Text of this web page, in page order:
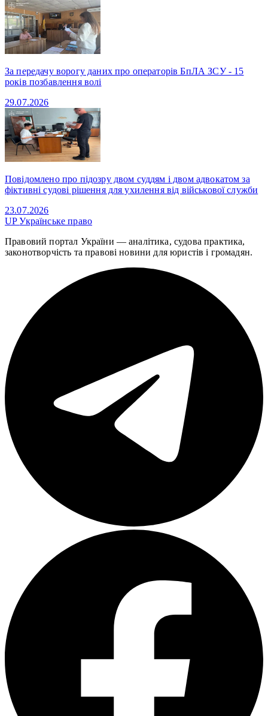
За передачу ворогу даних про операторів БпЛА ЗСУ - 15
років позбавлення волі
29.07.2026
Повідомлено про підозру двом суддям і двом адвокатом за
фіктивні судові рішення для ухилення від військової служби
23.07.2026
UPУкраїнське право
Правовий портал України — аналітика, судова практика,
законотворчість та правові новини для юристів і громадян.